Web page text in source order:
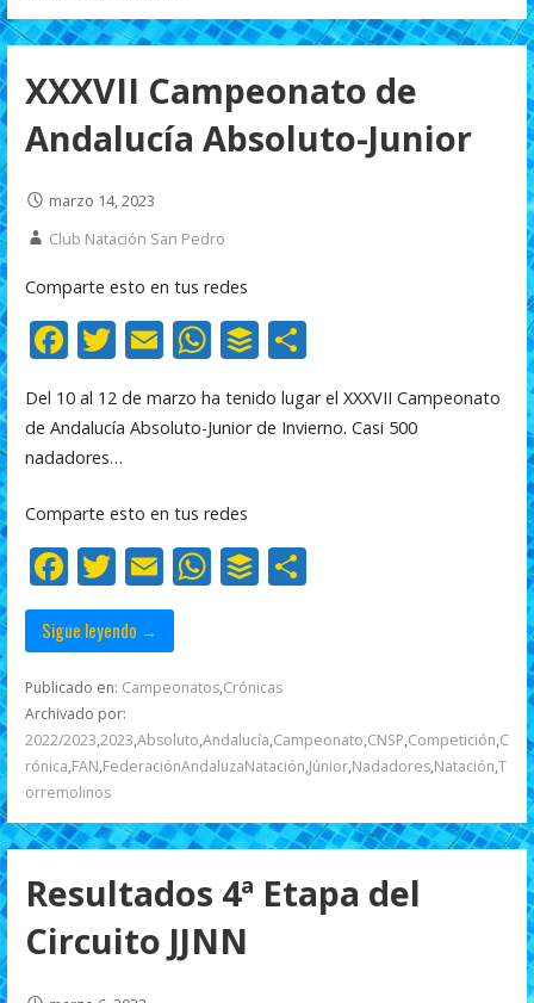
XXXVII Campeonato de
Andalucía Absoluto-Junior
marzo 14, 2023
Club Natación San Pedro
Comparte esto en tus redes
F
ac
e
b
o
k
T
w
itt
er
E
ai
W
at
s
p
p
B
uf
f
C
m
r
Del 10 al 12 de marzo ha tenido lugar el XXXVII Campeonato
de Andalucía Absoluto-Junior de Invierno. Casi 500
nadadores…
Comparte esto en tus redes
F
ac
e
b
o
o
k
T
w
itt
er
E
m
ai
l
W
s
p
B
er
C
ti
Sigue leyendo →
Publicado en: Campeonatos,Crónicas
Archivado por:
2022/2023,2023,Absoluto,Andalucía,Campeonato,CNSP,Competición,C
rónica,FAN,FederaciónAndaluzaNatación,Júnior,Nadadores,Natación,T
orremolinos
Resultados 4ª Etapa del
Circuito JJNN